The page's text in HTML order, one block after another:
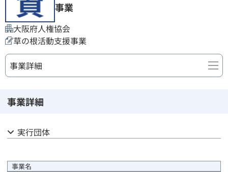
事業
大阪府人権協会
草の根活動支援事業
事業詳細
公募結果報告
事業計画
事業詳細
実行団体
事業名